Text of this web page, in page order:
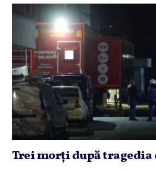
Trei morţi după tragedia